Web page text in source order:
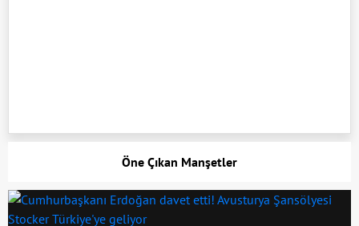
Öne Çıkan Manşetler